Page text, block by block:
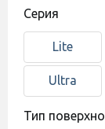
Cерия
Lite
Ultra
Тип